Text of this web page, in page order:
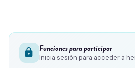
lock Funciones para participar
Inicia sesión para acceder a